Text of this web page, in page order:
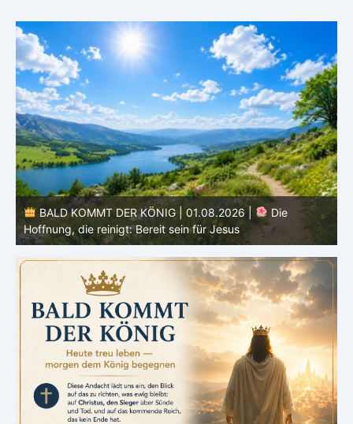
BALD KOMMT DER KÖNIG | 01.08.2026 | Einführung in
den Monat |
August – Heiligung und Charakterbildung